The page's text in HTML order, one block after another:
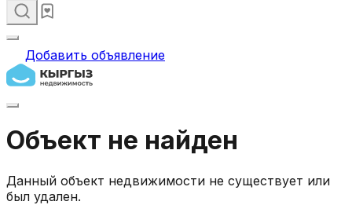
Добавить объявление
Объект не найден
Данный объект недвижимости не существует или
был удален.